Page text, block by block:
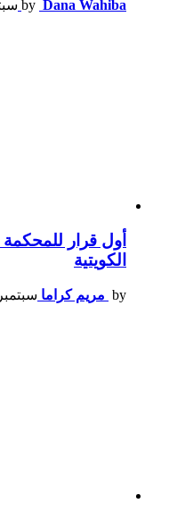
by Dana Wahiba سبتمبر
أول قرار
الكويتية
by مريم كراما سبتمبر 14, 2023, 7:15 م